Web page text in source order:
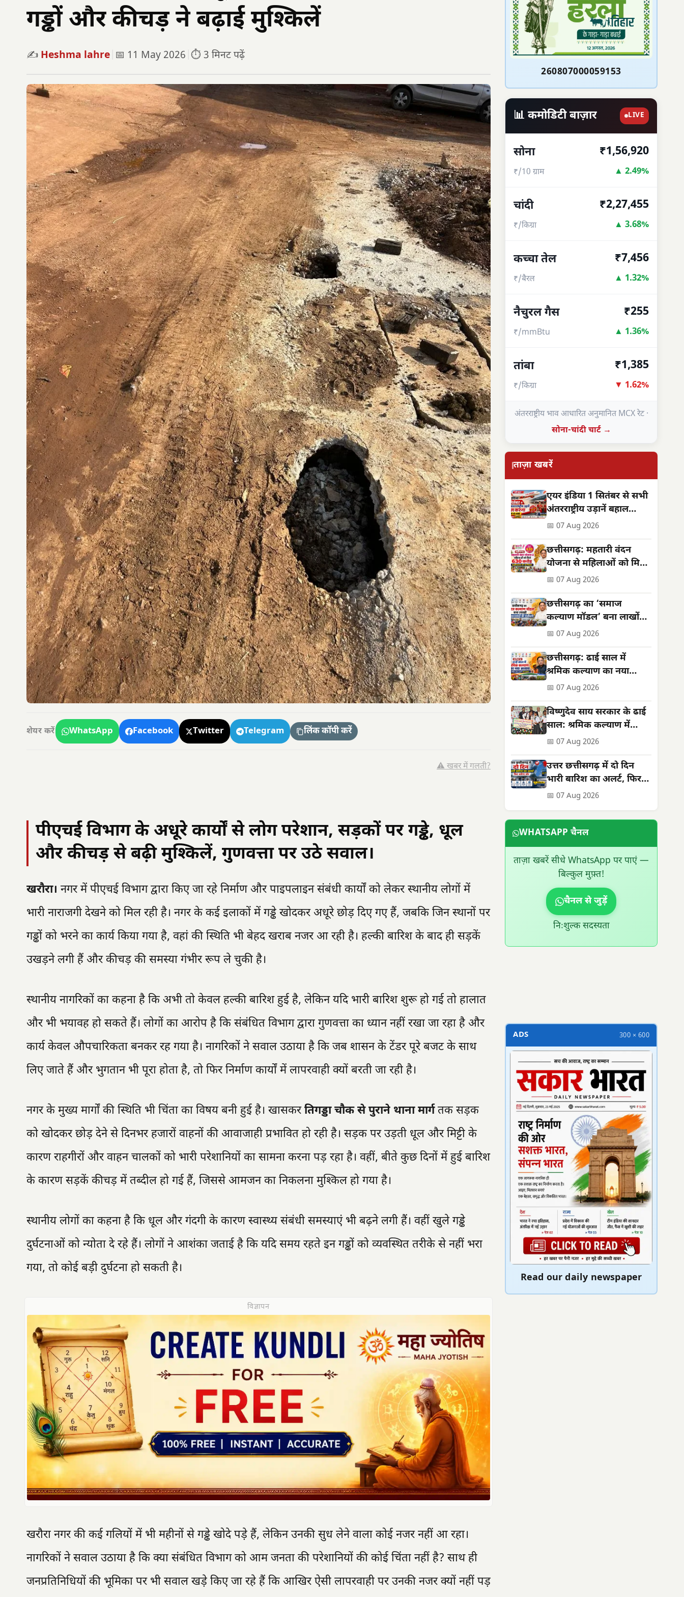
गड्ढों और कीचड़ ने बढ़ाई मुश्किलें
✍️ Heshma lahre 📅 11 May 2026 ⏱️ 3 मिनट पढ़ें
शेयर करें WhatsApp Facebook Twitter Telegram लिंक कॉपी करें
⚠️ खबर में गलती?
पीएचई विभाग के अधूरे कार्यों से लोग परेशान, सड़कों पर गड्ढे, धूल
और कीचड़ से बढ़ी मुश्किलें, गुणवत्ता पर उठे सवाल।
खरौरा। नगर में पीएचई विभाग द्वारा किए जा रहे निर्माण और पाइपलाइन संबंधी कार्यों को लेकर स्थानीय लोगों में
भारी नाराजगी देखने को मिल रही है। नगर के कई इलाकों में गड्ढे खोदकर अधूरे छोड़ दिए गए हैं, जबकि जिन स्थानों पर
गड्ढों को भरने का कार्य किया गया है, वहां की स्थिति भी बेहद खराब नजर आ रही है। हल्की बारिश के बाद ही सड़कें
उखड़ने लगी हैं और कीचड़ की समस्या गंभीर रूप ले चुकी है।
स्थानीय नागरिकों का कहना है कि अभी तो केवल हल्की बारिश हुई है, लेकिन यदि भारी बारिश शुरू हो गई तो हालात
और भी भयावह हो सकते हैं। लोगों का आरोप है कि संबंधित विभाग द्वारा गुणवत्ता का ध्यान नहीं रखा जा रहा है और
कार्य केवल औपचारिकता बनकर रह गया है। नागरिकों ने सवाल उठाया है कि जब शासन के टेंडर पूरे बजट के साथ
लिए जाते हैं और भुगतान भी पूरा होता है, तो फिर निर्माण कार्यों में लापरवाही क्यों बरती जा रही है।
नगर के मुख्य मार्गों की स्थिति भी चिंता का विषय बनी हुई है। खासकरतिगड्डा चौक से पुराने थाना मार्गतक सड़क
को खोदकर छोड़ देने से दिनभर हजारों वाहनों की आवाजाही प्रभावित हो रही है। सड़क पर उड़ती धूल और मिट्टी के
कारण राहगीरों और वाहन चालकों को भारी परेशानियों का सामना करना पड़ रहा है। वहीं, बीते कुछ दिनों में हुई बारिश
के कारण सड़कें कीचड़ में तब्दील हो गई हैं, जिससे आमजन का निकलना मुश्किल हो गया है।
स्थानीय लोगों का कहना है कि धूल और गंदगी के कारण स्वास्थ्य संबंधी समस्याएं भी बढ़ने लगी हैं। वहीं खुले गड्ढे
दुर्घटनाओं को न्योता दे रहे हैं। लोगों ने आशंका जताई है कि यदि समय रहते इन गड्ढों को व्यवस्थित तरीके से नहीं भरा
गया, तो कोई बड़ी दुर्घटना हो सकती है।
विज्ञापन
खरौरा नगर की कई गलियों में भी महीनों से गड्ढे खोदे पड़े हैं, लेकिन उनकी सुध लेने वाला कोई नजर नहीं आ रहा।
नागरिकों ने सवाल उठाया है कि क्या संबंधित विभाग को आम जनता की परेशानियों की कोई चिंता नहीं है? साथ ही
जनप्रतिनिधियों की भूमिका पर भी सवाल खड़े किए जा रहे हैं कि आखिर ऐसी लापरवाही पर उनकी नजर क्यों नहीं पड़
260807000059153
📊 कमोडिटी बाज़ार LIVE
सोना
₹/10 ग्राम
₹1,56,920
▲ 2.49%
चांदी
₹/किग्रा
₹2,27,455
▲ 3.68%
कच्चा तेल
₹/बैरल
₹7,456
▲ 1.32%
नैचुरल गैस
₹/mmBtu
₹255
▲ 1.36%
तांबा
₹/किग्रा
₹1,385
▼ 1.62%
अंतरराष्ट्रीय भाव आधारित अनुमानित MCX रेट ·
सोना-चांदी चार्ट →
ताज़ा खबरें
एयर इंडिया 1 सितंबर से सभी
अंतरराष्ट्रीय उड़ानें बहाल
करेगा, फ्रीक्वेंसी भी बढ़ेगी
📅 07 Aug 2026
छत्तीसगढ़: महतारी वंदन
योजना से महिलाओं को मिले
**630 करोड़**,
सशक्तिकरण की नई मिसाल
📅 07 Aug 2026
छत्तीसगढ़ का ‘समाज
कल्याण मॉडल’ बना लाखों
जरूरतमंदों की संजीवनी
📅 07 Aug 2026
छत्तीसगढ़: ढाई साल में
श्रमिक कल्याण का नया
अध्याय, बनी राष्ट्रीय पहचान
📅 07 Aug 2026
विष्णुदेव साय सरकार के ढाई
साल: श्रमिक कल्याण में
ऐतिहासिक उपलब्धियां
📅 07 Aug 2026
उत्तर छत्तीसगढ़ में दो दिन
भारी बारिश का अलर्ट, फिर
थमेगा जोर
📅 07 Aug 2026
WHATSAPP चैनल
ताज़ा खबरें सीधे WhatsApp पर पाएं —
बिल्कुल मुफ़्त!
चैनल से जुड़ें
निःशुल्क सदस्यता
ADS 300 × 600
Read our daily newspaper